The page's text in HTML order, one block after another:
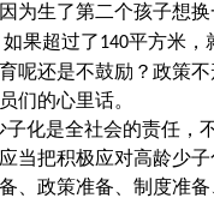
为生了第二个孩子想
果超过了140平方米，
呢还是不鼓励？政策
们的心里话。
子化是全社会的责任，
当把积极应对高龄少
、政策准备、制度准